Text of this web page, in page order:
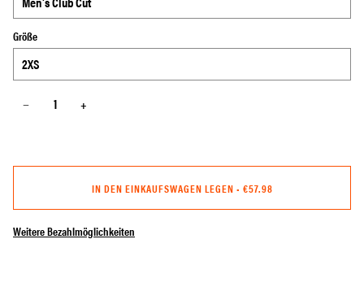
Größe
− +
IN DEN EINKAUFSWAGEN LEGEN • €57.98
Weitere Bezahlmöglichkeiten